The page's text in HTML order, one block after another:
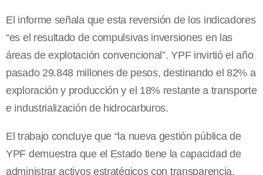
El informe señala que esta reversión de los indicadores
“es el resultado de compulsivas inversiones en las
áreas de explotación convencional”. YPF invirtió el año
pasado 29.848 millones de pesos, destinando el 82% a
exploración y producción y el 18% restante a transporte
e industrialización de hidrocarburos.
El trabajo concluye que “la nueva gestión pública de
YPF demuestra que el Estado tiene la capacidad de
administrar activos estratégicos con transparencia,